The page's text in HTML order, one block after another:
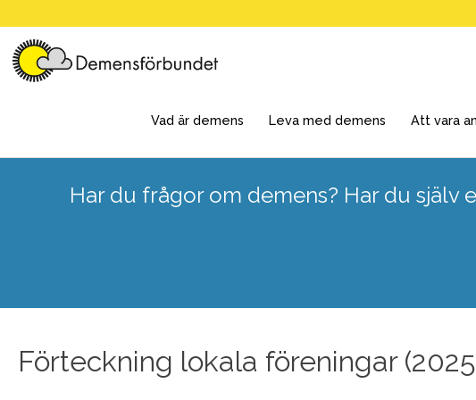
to
content
Vad är demens Leva med demens Att vara
Har du frågor om demens? Har du själv
Förteckning lokala föreningar